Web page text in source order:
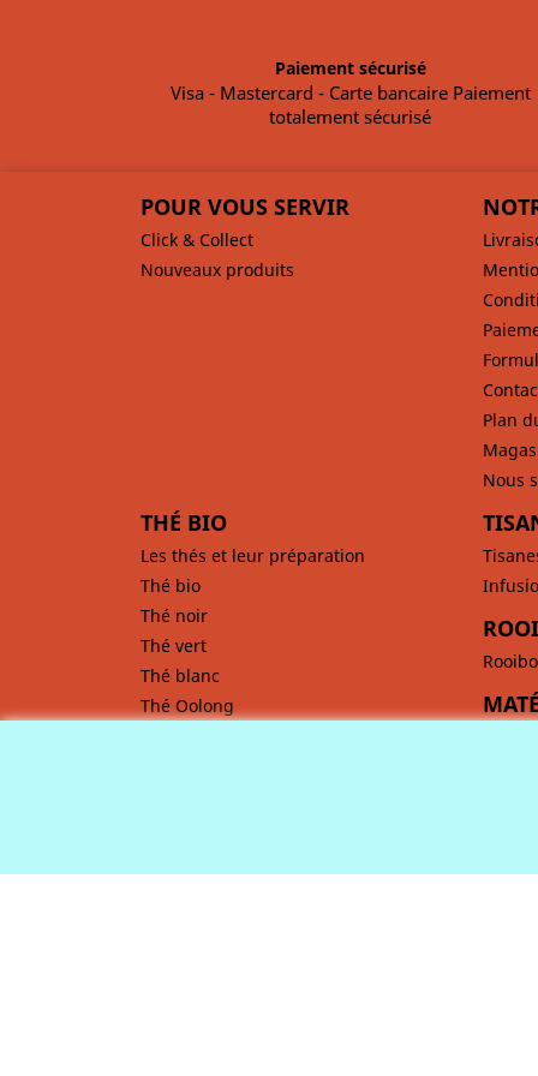
Paiement sécurisé
Visa - Mastercard - Carte bancaire Paiement
totalement sécurisé
POUR VOUS SERVIR
Click & Collect
Nouveaux produits
Plan
Nous
THÉ BIO
Les thés et leur préparation
Thé bio
Thé noir
Thé vert
Thé blanc
Thé Oolong